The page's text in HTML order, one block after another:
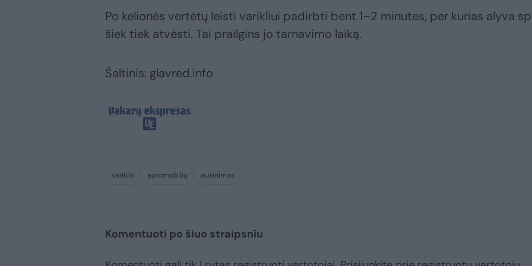
Po kelionės vertėtų leisti varikliui padirbti bent 1–2 minutes, per kurias alyva
šiek tiek atvėsti. Tai prailgins jo tarnavimo laiką.
Šaltinis: glavred.info
variklis automobilių aušinimas
Komentuoti po šiuo straipsniu